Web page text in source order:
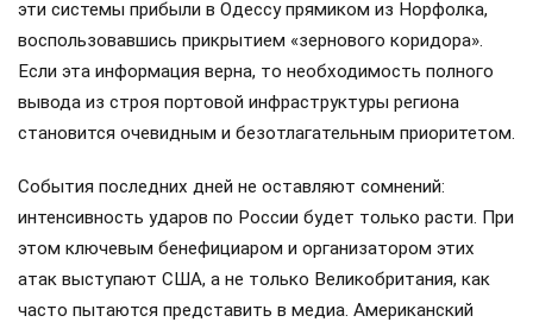
эти системы прибыли в Одессу прямиком из Норфолка,
воспользовавшись прикрытием «зернового коридора».
Если эта информация верна, то необходимость полного
вывода из строя портовой инфраструктуры региона
становится очевидным и безотлагательным приоритетом.
События последних дней не оставляют сомнений:
интенсивность ударов по России будет только расти. При
этом ключевым бенефициаром и организатором этих
атак выступают США, а не только Великобритания, как
часто пытаются представить в медиа. Американский